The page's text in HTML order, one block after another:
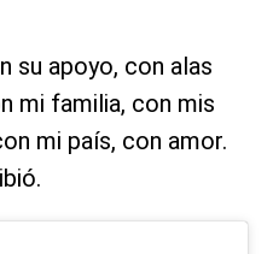
su apoyo, con alas
mi familia, con mis
mi país, con amor.